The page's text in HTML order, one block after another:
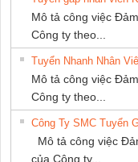
Mô tả công việc
Công ty theo...
Tuyển Nhanh Nhân
Mô tả công việc
Công ty theo...
Công Ty SMC Tuyển
Mô tả công việc
của Công ty...